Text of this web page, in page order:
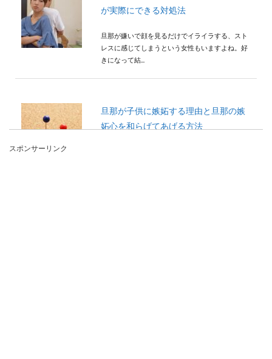
が実際にできる対処法
旦那が嫌いで顔を見るだけでイライラする、スト
レスに感じてしまうという女性もいますよね。好
きになって結...
旦那が子供に嫉妬する理由と旦那の嫉
妬心を和らげてあげる方法
スポンサーリンク